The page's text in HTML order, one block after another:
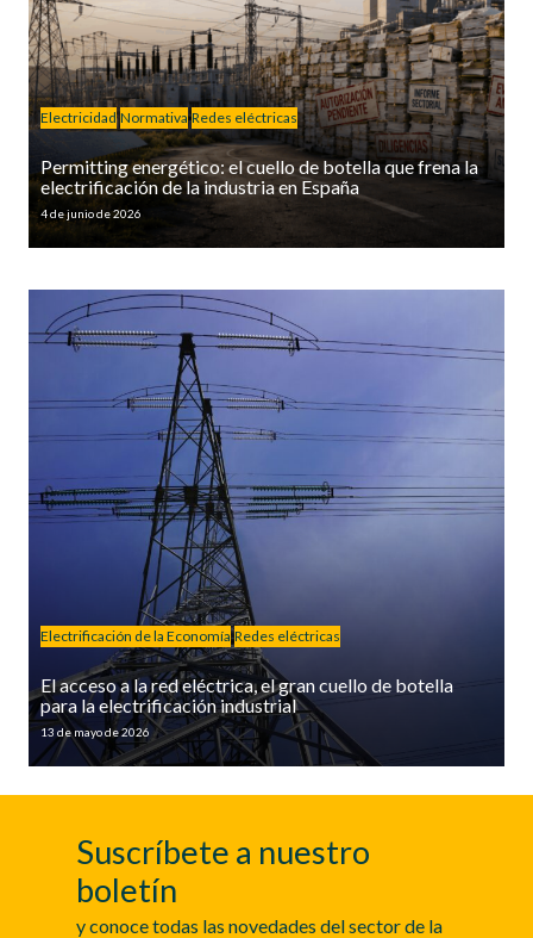
Electricidad Normativa Redes eléctricas
Permitting energético: el cuello de botella que frena la
electrificación de la industria en España
4 de junio de 2026
Electrificación de la Economía Redes eléctricas
El acceso a la red eléctrica, el gran cuello de botella
para la electrificación industrial
13 de mayo de 2026
Suscríbete a nuestro
boletín
y conoce todas las novedades del sector de la